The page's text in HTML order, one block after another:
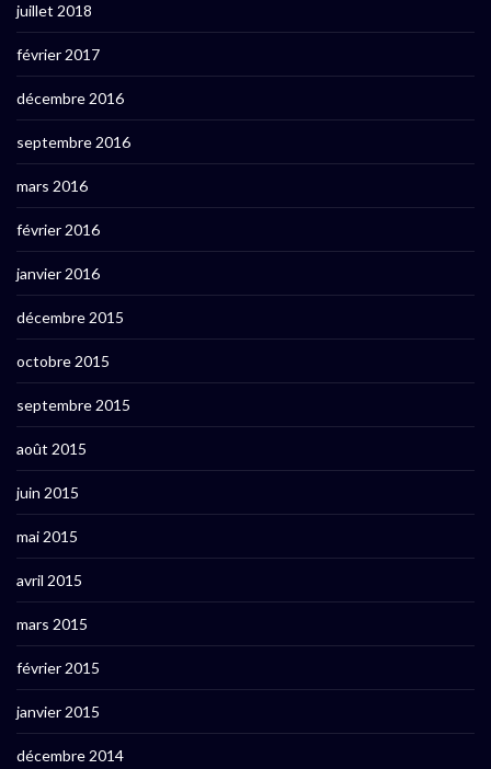
juillet 2018
février 2017
décembre 2016
septembre 2016
mars 2016
février 2016
janvier 2016
décembre 2015
octobre 2015
septembre 2015
août 2015
juin 2015
mai 2015
avril 2015
mars 2015
février 2015
janvier 2015
décembre 2014